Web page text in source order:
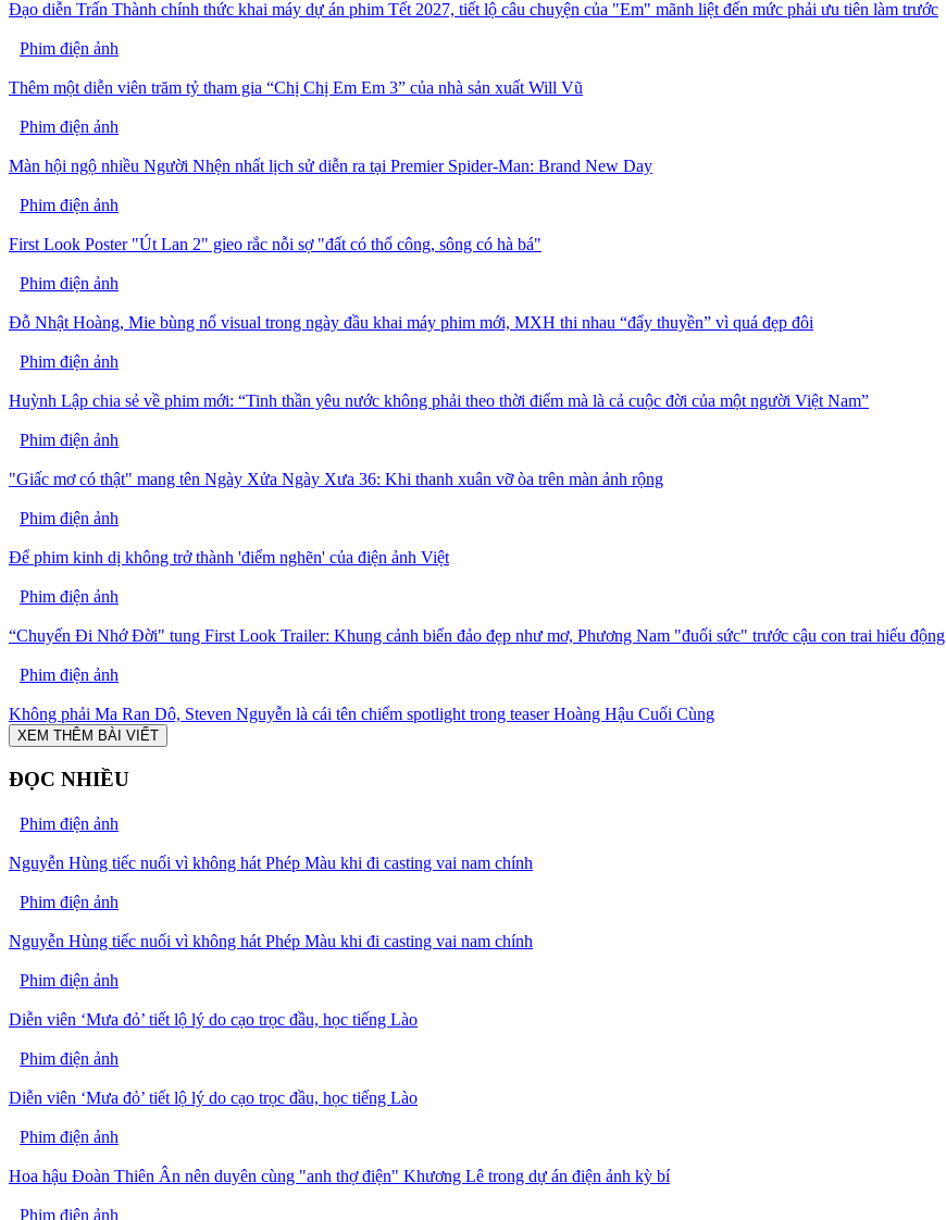
Đạo diễn Trấn Thành chính thức khai máy dự án phim Tết 2027, tiết lộ câu chuyện của "Em" mãnh liệt đến mức phải ưu tiên làm trước
Phim điện ảnh
Thêm một diễn viên trăm tỷ tham gia “Chị Chị Em Em 3” của nhà sản xuất Will Vũ
Phim điện ảnh
Màn hội ngộ nhiều Người Nhện nhất lịch sử diễn ra tại Premier Spider-Man: Brand New Day
Phim điện ảnh
First Look Poster "Út Lan 2" gieo rắc nỗi sợ "đất có thổ công, sông có hà bá"
Phim điện ảnh
Đỗ Nhật Hoàng, Mie bùng nổ visual trong ngày đầu khai máy phim mới, MXH thi nhau “đẩy thuyền” vì quá đẹp đôi
Phim điện ảnh
Huỳnh Lập chia sẻ về phim mới: “Tinh thần yêu nước không phải theo thời điểm mà là cả cuộc đời của một người Việt Nam”
Phim điện ảnh
"Giấc mơ có thật" mang tên Ngày Xửa Ngày Xưa 36: Khi thanh xuân vỡ òa trên màn ảnh rộng
Phim điện ảnh
Để phim kinh dị không trở thành 'điểm nghẽn' của điện ảnh Việt
Phim điện ảnh
“Chuyến Đi Nhớ Đời" tung First Look Trailer: Khung cảnh biển đảo đẹp như mơ, Phương Nam "đuối sức" trước cậu con trai hiếu động
Phim điện ảnh
Không phải Ma Ran Dô, Steven Nguyễn là cái tên chiếm spotlight trong teaser Hoàng Hậu Cuối Cùng
XEM THÊM BÀI VIẾT
ĐỌC NHIỀU
Phim điện ảnh
Nguyễn Hùng tiếc nuối vì không hát Phép Màu khi đi casting vai nam chính
Phim điện ảnh
Nguyễn Hùng tiếc nuối vì không hát Phép Màu khi đi casting vai nam chính
Phim điện ảnh
Diễn viên ‘Mưa đỏ’ tiết lộ lý do cạo trọc đầu, học tiếng Lào
Phim điện ảnh
Diễn viên ‘Mưa đỏ’ tiết lộ lý do cạo trọc đầu, học tiếng Lào
Phim điện ảnh
Hoa hậu Đoàn Thiên Ân nên duyên cùng "anh thợ điện" Khương Lê trong dự án điện ảnh kỳ bí
Phim điện ảnh